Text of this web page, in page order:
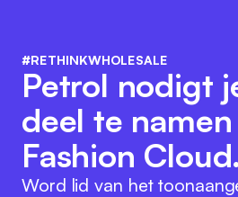
#RETHINKWHOLESALE
Petrol nodigt
deel te namen
Fashion Cloud.
Word lid van het